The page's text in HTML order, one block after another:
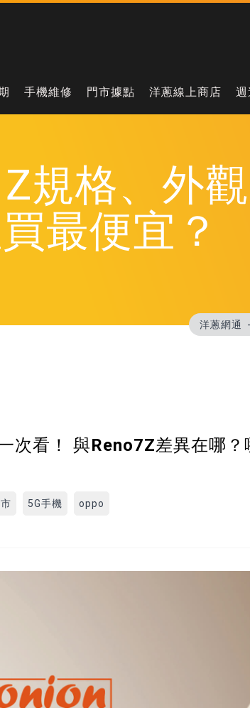
手機維修 門市據點 洋蔥線上商店 週
規格、外
最便宜？
洋蔥網通
次看！ 與Reno7Z差異在哪？
5G手機 oppo